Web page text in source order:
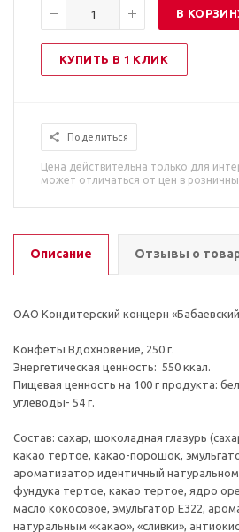
В
КУПИТЬ В 1 КЛИК
Поделиться
Цена действительна только для
может отличаться от цен в
Описание Отзывы о
ОАО Кондитерский концерн
Конфеты Вдохновение, 250 г.
Энергетическая ценность: 550 ккал.
Пищевая ценность на 100 г продукта:
углеводы- 54 г.
Состав: сахар, шоколадная глазурь
какао тертое, какао-порошок,
ароматизатор идентичный
фундука тертое, какао тертое, ядро
масло кокосовое, эмульгатор Е322,
натуральным «какао», «сливки»,